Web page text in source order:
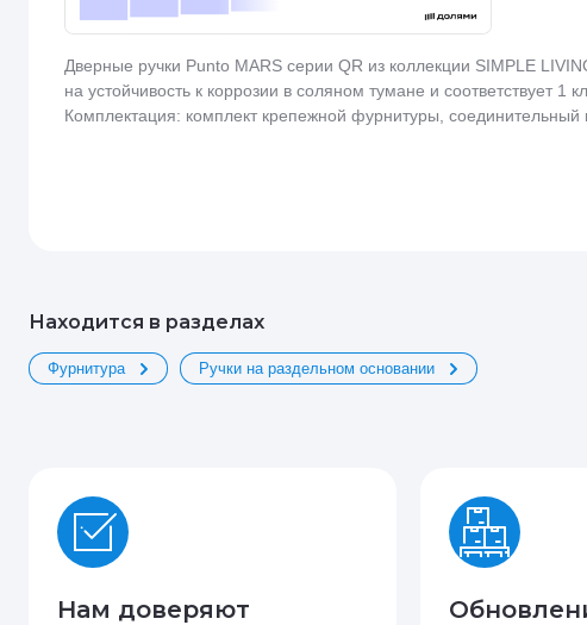
Дверные ручки Punto MARS серии QR из коллекции SIMPLE
на устойчивость к коррозии в соляном тумане и соответствует
Комплектация: комплект крепежной фурнитуры, соединительный
Находится в разделах
Фурнитура Ручки на раздельном основании
Нам доверяют